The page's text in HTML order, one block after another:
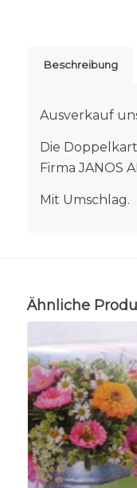
Beschreibung
Ausverkauf
Die
Firma JANOS
Mit Umschlag.
Ähnliche